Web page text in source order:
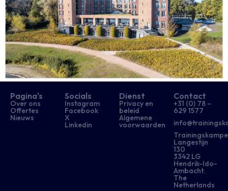
Pagina's
Over ons
Offertes
Nieuws
Socials
Instagram
Facebook
X
Linkedin
Dienst
Privacy en
beleid
Algemene
voorwaarden
Contact
+31 (0) 78 –
629 1577​
Langestijn
130
3342 LG
Hendrik-Ido-
Ambacht.
The
Netherlands